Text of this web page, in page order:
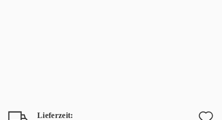
Lieferzeit: